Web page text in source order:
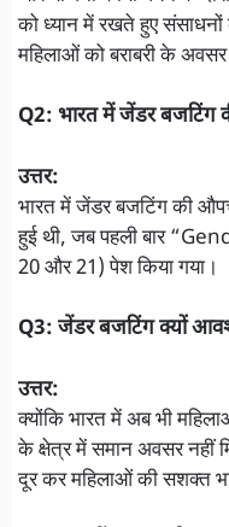
को ध्यान में रखते हुए
महिलाओं को बराबरी के
Q2: भारत में जेंडर
उत्तर:
भारत में जेंडर बजटिंग की
हुई थी, जब पहली बार
20 और 21) पेश किया गया।
Q3: जेंडर बजटिंग क्यों
उत्तर:
क्योंकि भारत में अब भी
के क्षेत्र में समान अवसर
दूर कर महिलाओं की सशक्त